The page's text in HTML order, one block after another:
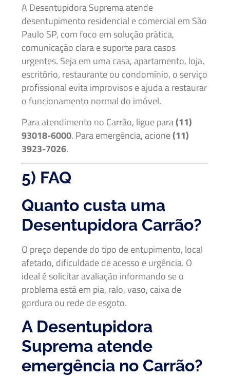
A Desentupidora Suprema atende
desentupimento residencial e comercial em São
Paulo SP, com foco em solução prática,
comunicação clara e suporte para casos
urgentes. Seja em uma casa, apartamento, loja,
escritório, restaurante ou condomínio, o serviço
profissional evita improvisos e ajuda a restaurar
o funcionamento normal do imóvel.
Para atendimento no Carrão, ligue para(11)
93018-6000. Para emergência, acione(11)
3923-7026.
5) FAQ
Quanto custa uma
Desentupidora Carrão?
O preço depende do tipo de entupimento, local
afetado, dificuldade de acesso e urgência. O
ideal é solicitar avaliação informando se o
problema está em pia, ralo, vaso, caixa de
gordura ou rede de esgoto.
A Desentupidora
Suprema atende
emergência no Carrão?